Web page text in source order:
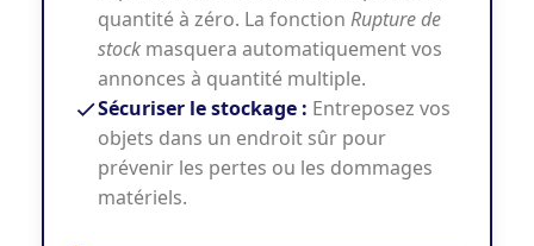
quantité à zéro. La fonction Rupture de
stock masquera automatiquement vos
annonces à quantité multiple.
Sécuriser le stockage : Entreposez vos
objets dans un endroit sûr pour
prévenir les pertes ou les dommages
matériels.